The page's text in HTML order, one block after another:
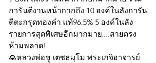
การันตีงานหน้ากากถึง 10 องค์ในลังการัน
ตีตะกรุดทองคำ แท้96.5% 5 องค์ในลัง
รายการสุดพิเศษอีกมากมาย....สายตรง
ห้ามพลาด!
🙏หลวงพ่อชู เตชธมฺโม พระเกจิอาจารย์